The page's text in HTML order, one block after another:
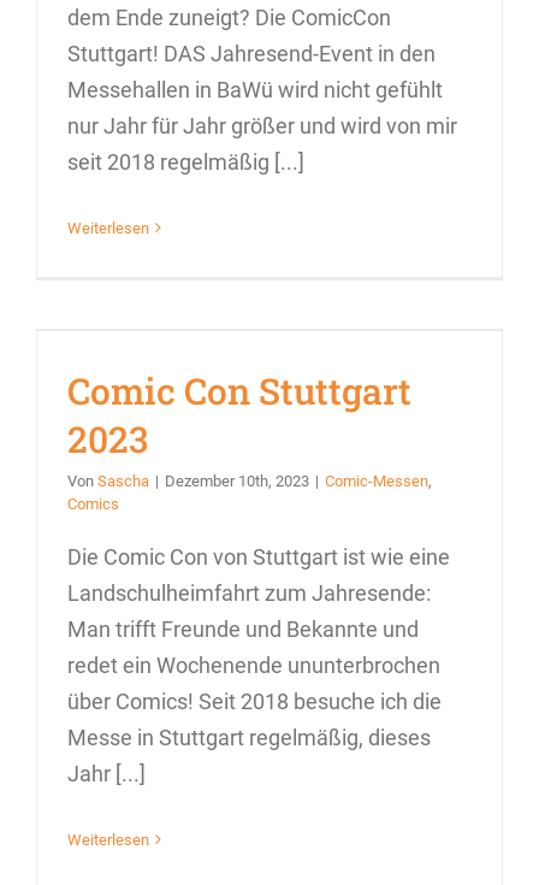
dem Ende zuneigt? Die ComicCon
Stuttgart! DAS Jahresend-Event in den
Messehallen in BaWü wird nicht gefühlt
nur Jahr für Jahr größer und wird von mir
seit 2018 regelmäßig [...]
Weiterlesen
Comic Con Stuttgart
2023
Von Sascha | Dezember 10th, 2023 | Comic-Messen,
Comics
Die Comic Con von Stuttgart ist wie eine
Landschulheimfahrt zum Jahresende:
Man trifft Freunde und Bekannte und
redet ein Wochenende ununterbrochen
über Comics! Seit 2018 besuche ich die
Messe in Stuttgart regelmäßig, dieses
Jahr [...]
Weiterlesen